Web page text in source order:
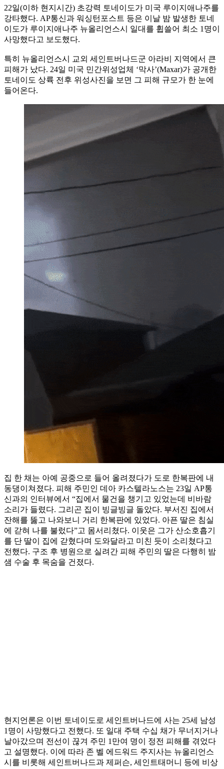
22일(이하 현지시간) 초강력 토네이도가 미국 루이지애나주를
강타했다. AP통신과 워싱턴포스트 등은 이날 밤 발생한 토네
이도가 루이지애나주 뉴올리언스시 일대를 휩쓸어 최소 1명이
사망했다고 보도했다.
특히 뉴올리언스시 교외 세인트버나드군 아라비 지역에서 큰
피해가 났다. 24일 미국 민간위성업체 ‘막사’(Maxar)가 공개한
토네이도 상륙 전후 위성사진을 보면 그 피해 규모가 한 눈에
들어온다.
집 한 채는 아예 공중으로 들어 올려졌다가 도로 한복판에 내
동댕이쳐졌다. 피해 주민인 데아 카스텔라노스는 23일 AP통
신과의 인터뷰에서 “집에서 물건을 챙기고 있었는데 비바람
소리가 들렸다. 그리곤 집이 빙글빙글 돌았다. 부서진 집에서
잔해를 뚫고 나와보니 거리 한복판에 있었다. 아픈 딸은 침실
에 갇혀 나를 불렀다”고 몸서리쳤다. 이웃은 그가 산소호흡기
를 단 딸이 집에 갇혔다며 도와달라고 미친 듯이 소리쳤다고
전했다. 구조 후 병원으로 실려간 피해 주민의 딸은 다행히 밤
샘 수술 후 목숨을 건졌다.
현지언론은 이번 토네이도로 세인트버나드에 사는 25세 남성
1명이 사망했다고 전했다. 또 일대 주택 수십 채가 무너지거나
날아갔으며 전선이 끊겨 주민 1만여 명이 정전 피해를 겪었다
고 설명했다. 이에 따라 존 벨 에드워드 주지사는 뉴올리언스
시를 비롯해 세인트버나드과 제퍼슨, 세인트태머니 등에 비상